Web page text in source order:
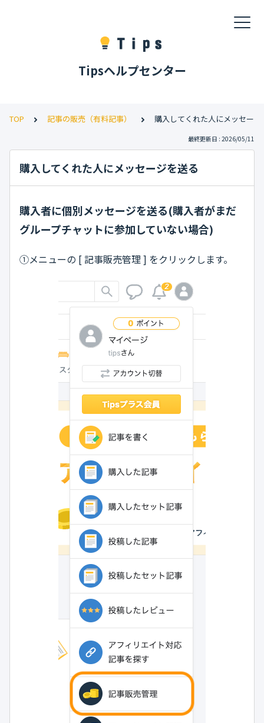
Tipsヘルプセンター
TOP 記事の販売（有料記事） 購入してくれた人にメッセージ
最終更新日 : 2026/05/11
購入してくれた人にメッセージを送る
購入者に個別メッセージを送る(購入者がまだ
グループチャットに参加していない場合)
①メニューの [ 記事販売管理 ] をクリックします。